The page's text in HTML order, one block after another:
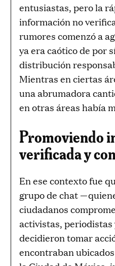
entusiastas, pero la
información no
rumores comenzó a
ya era caótico de por
distribución
Mientras en ciertas
una abrumadora
en otras áreas había
Promoviendo
verificada y
En ese contexto fue
grupo de chat
ciudadanos
activistas,
decidieron tomar
encontraban